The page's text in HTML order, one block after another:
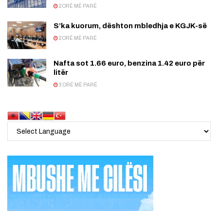
2 ORË MË PARË
S’ka kuorum, dështon mbledhja e KGJK-së
2 ORË MË PARË
Nafta sot 1.66 euro, benzina 1.42 euro për
litër
3 ORË MË PARË